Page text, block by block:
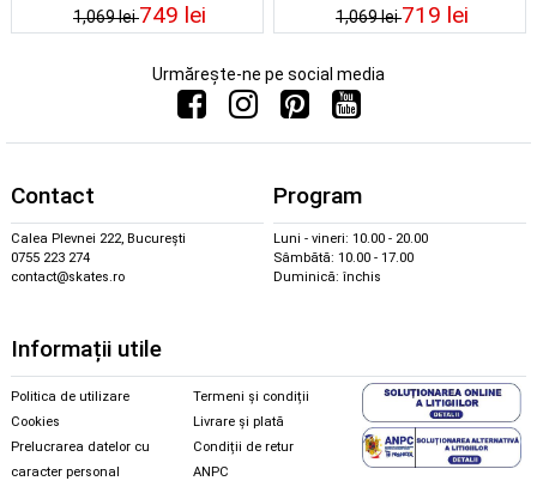
1,069 lei749 lei 1,069 lei719 lei
Urmărește-ne pe social media
Contact
Calea Plevnei 222, București
0755 223 274
contact@skates.ro
Program
Luni - vineri: 10.00 - 20.00
Sâmbătă: 10.00 - 17.00
Duminică: închis
Informații utile
Politica de utilizare
Cookies
Prelucrarea datelor cu
caracter personal
Termeni și condiții
Livrare și plată
Condiții de retur
ANPC